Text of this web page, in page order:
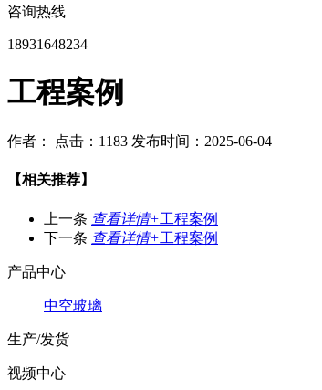
咨询热线
18931648234
工程案例
作者： 点击：1183 发布时间：2025-06-04
【相关推荐】
上一条 查看详情+工程案例
下一条 查看详情+工程案例
产品中心
中空玻璃
生产/发货
视频中心